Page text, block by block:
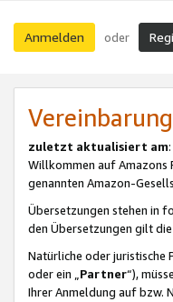
Anmelden oder
zuletzt aktualisiert am:
Willkommen auf Amazons
genannten Amazon-
Übersetzungen stehen in
den Übersetzungen gilt die
Natürliche oder juristische
oder ein „Partner“),
Ihrer Anmeldung auf bzw.